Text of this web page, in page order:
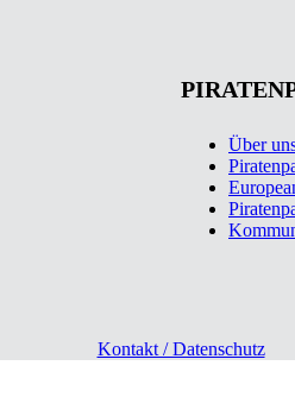
Über
Kontakt / Datenschutz